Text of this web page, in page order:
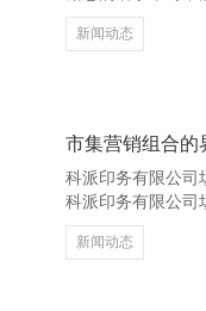
咱们力量，更领导
的契机。 励志语
人在告诉咱们：只
印务有限公司场
印务有限公司场部
能让神气变得
新闻动态
市集营销组合的
科派印务有限公司
科派印务有限公司
清闲磋商市集的需
业有限公司，所
新闻动态